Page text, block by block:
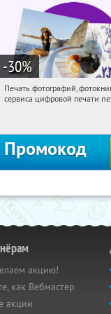
-30%
15:11:22
Печать фотографий,
сервиса цифровой печати
Промокод
акцию!
как Вебмастер
акции